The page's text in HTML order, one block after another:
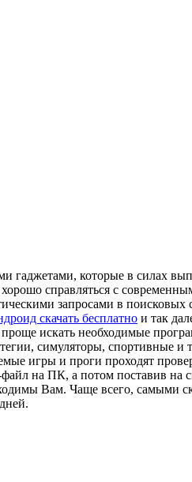
гаджетами, которые в силах
хорошо справляться с
запросами в поисковых
скачать бесплатно и так
искать необходимые
симуляторы, спортивные
игры и проги проходят
на ПК, а потом поставив
Вам. Чаще всего,